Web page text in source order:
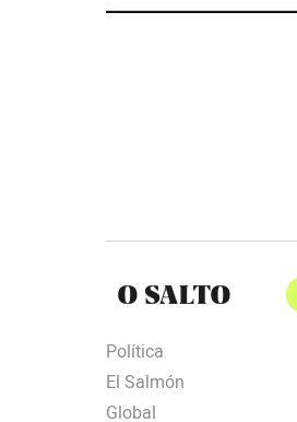
Política
El Salmón
Global